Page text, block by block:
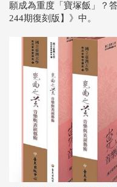
願成為重度「寶塚飯」？
244期復刻版】》中。